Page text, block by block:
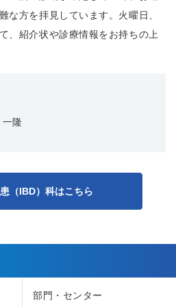
な方を拝見しています。火曜日、
、紹介状や診療情報をお持ちの上
隆
（IBD）科はこちら
部門・センター